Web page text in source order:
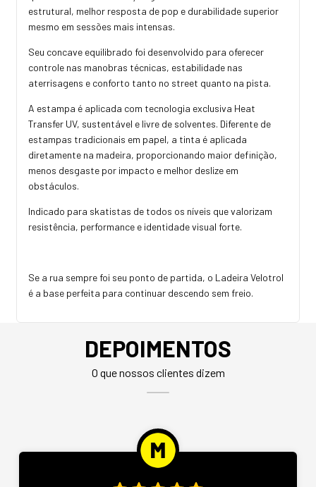
estrutural, melhor resposta de pop e durabilidade superior
mesmo em sessões mais intensas.
Seu concave equilibrado foi desenvolvido para oferecer
controle nas manobras técnicas, estabilidade nas
aterrisagens e conforto tanto no street quanto na pista.
A estampa é aplicada com tecnologia exclusiva Heat
Transfer UV, sustentável e livre de solventes. Diferente de
estampas tradicionais em papel, a tinta é aplicada
diretamente na madeira, proporcionando maior definição,
menos desgaste por impacto e melhor deslize em
obstáculos.
Indicado para skatistas de todos os níveis que valorizam
resistência, performance e identidade visual forte.
Se a rua sempre foi seu ponto de partida, o Ladeira Velotrol
é a base perfeita para continuar descendo sem freio.
DEPOIMENTOS
O que nossos clientes dizem